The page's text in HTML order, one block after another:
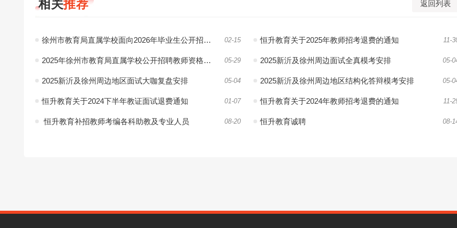
相关推荐 返回列表
徐州市教育局直属学校面向2026年毕业生公开招聘151名教师公告 02-15 恒升教育关于2025年教师招考退费的通知 11-
2025年徐州市教育局直属学校公开招聘教师资格复审工作通告 05-29 2025新沂及徐州周边面试全真模考安排 05-
2025新沂及徐州周边地区面试大咖复盘安排 05-04 2025新沂及徐州周边地区结构化答辩模考安排 05-
恒升教育关于2024下半年教证面试退费通知 01-07 恒升教育关于2024年教师招考退费的通知 11-
恒升教育补招教师考编各科助教及专业人员 08-20 恒升教育诚聘 08-